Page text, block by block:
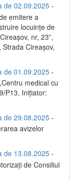
de 02.09.2025 -
emitere a
locuințe de
nr, 23”,
Cireașov,
de 01.09.2025 -
medical cu
P13, Inițiator:
de 29.08.2025 -
avizelor
de 13.08.2025 -
de Consiliul